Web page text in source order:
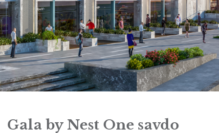
Gala by Nest One savdo